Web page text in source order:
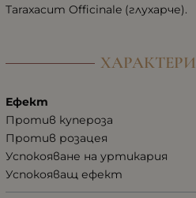
Taraxacum Officinale (глухарче).
Ефект
Против купероза
Против розацея
Успокояване на уртикария
Успокояващ ефект